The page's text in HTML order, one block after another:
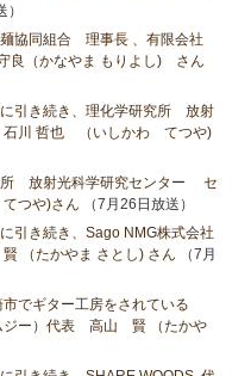
協同組合 理事長 、有限会社
良（かなやま もりよし) さん
引き続き、理化学研究所 放射
川 哲也 （いしかわ てつや)
所 放射光科学研究センター セ
つや)さん （7月26日放送）
引き続き、Sago NMG株式会社
（たかやま さとし) さん （7月
でギター工房をされている
ジー）代表 高山 賢 （たかや